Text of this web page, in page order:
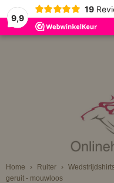
9,9
19
Home › Ruiter ›
geruit - mouwloos